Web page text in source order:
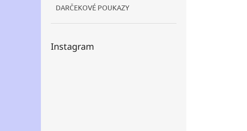
DARČEKOVÉ POUKAZY
Instagram